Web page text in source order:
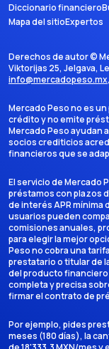
Diccionario financiero
Mapa del sitioExpertos
Derechos de autor ©
Viktorijas 25, Jelgava,
info@mercadopeso.mx
Mercado Peso no es
crédito y no emite
Mercado Peso ayudan
socios crediticios
financieros que se
El servicio de Mercado
préstamos con plazos
de interés APR mínima
usuarios pueden
comisiones anuales,
para elegir la mejor
Peso no cobra una
prestatario o titular de
del producto
completa y precisa
firmar el contrato de
Por ejemplo, pides
meses (180 días), la